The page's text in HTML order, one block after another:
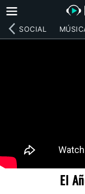
RED SOCIAL
El